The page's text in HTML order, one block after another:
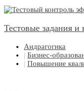
Тестовые задания и
Андрагогика
| Бизнес-
| Повышение